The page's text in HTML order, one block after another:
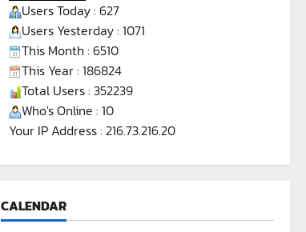
Users Today : 627
Users Yesterday : 1071
This Month : 6510
This Year : 186824
Total Users : 352239
Who's Online : 10
Your IP Address : 216.73.216.20
CALENDAR